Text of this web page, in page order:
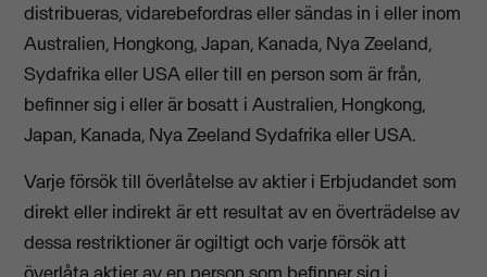
distribueras, vidarebefordras eller sändas in i eller inom
Australien, Hongkong, Japan, Kanada, Nya Zeeland,
Sydafrika eller USA eller till en person som är från,
befinner sig i eller är bosatt i Australien, Hongkong,
Japan, Kanada, Nya Zeeland Sydafrika eller USA.
Varje försök till överlåtelse av aktier i Erbjudandet som
direkt eller indirekt är ett resultat av en överträdelse av
dessa restriktioner är ogiltigt och varje försök att
överlåta aktier av en person som befinner sig i